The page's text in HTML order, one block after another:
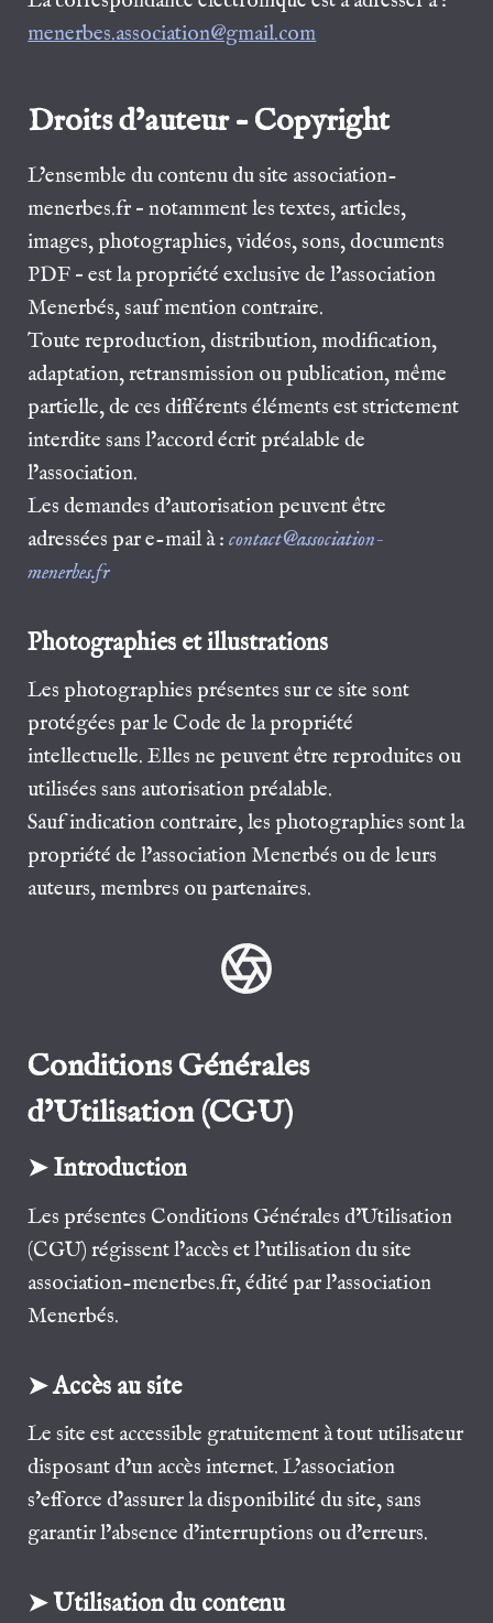
menerbes.association@gmail.com
Droits d’auteur – Copyright
L’ensemble du contenu du site association-
menerbes.fr – notamment les textes, articles,
images, photographies, vidéos, sons, documents
PDF – est la propriété exclusive de l’association
Menerbés, sauf mention contraire.
Toute reproduction, distribution, modification,
adaptation, retransmission ou publication, même
partielle, de ces différents éléments est strictement
interdite sans l’accord écrit préalable de
l’association.
Les demandes d’autorisation peuvent être
adressées par e-mail à :contact@association-
menerbes.fr
Photographies et illustrations
Les photographies présentes sur ce site sont
protégées par le Code de la propriété
intellectuelle. Elles ne peuvent être reproduites ou
utilisées sans autorisation préalable.
Sauf indication contraire, les photographies sont la
propriété de l’association Menerbés ou de leurs
auteurs, membres ou partenaires.
Conditions Générales
d’Utilisation(CGU)
➤ Introduction
Les présentes Conditions Générales d’Utilisation
(CGU) régissent l’accès et l’utilisation du site
association-menerbes.fr, édité par l’association
Menerbés.
➤ Accès au site
Le site est accessible gratuitement à tout utilisateur
disposant d’un accès internet. L’association
s’efforce d’assurer la disponibilité du site, sans
garantir l’absence d’interruptions ou d’erreurs.
➤ Utilisation du contenu